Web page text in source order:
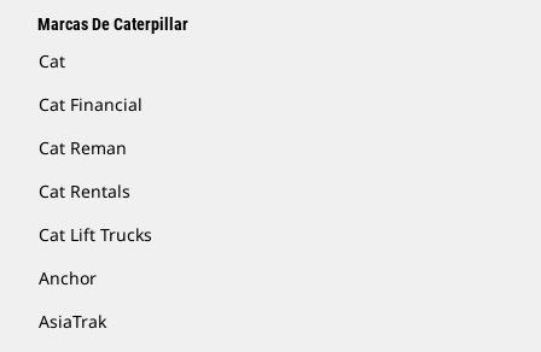
Marcas De Caterpillar
Cat
Cat Financial
Cat Reman
Cat Rentals
Cat Lift Trucks
Anchor
AsiaTrak